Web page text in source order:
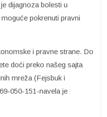
dijagnoza bolesti u
pokrenuti pravni
i pravne strane. Do
doći preko našeg sajta
mreža (Fejsbuk i
050-151-navela je